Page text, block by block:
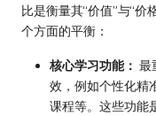
比是衡量其“价值”与“
个方面的平衡：
核心学习功能： 最
效，例如个性化精
课程等。这些功能